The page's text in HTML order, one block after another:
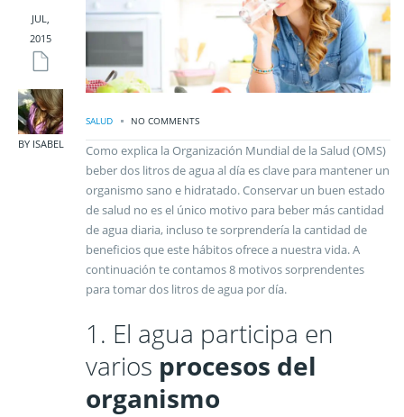
JUL,
2015
BY ISABEL
SALUD NO COMMENTS
Como explica la Organización Mundial de la Salud (OMS)
beber dos litros de agua al día es clave para mantener un
organismo sano e hidratado. Conservar un buen estado
de salud no es el único motivo para beber más cantidad
de agua diaria, incluso te sorprendería la cantidad de
beneficios que este hábitos ofrece a nuestra vida. A
continuación te contamos 8 motivos sorprendentes
para tomar dos litros de agua por día.
1. El agua participa en
varios procesos del
organismo